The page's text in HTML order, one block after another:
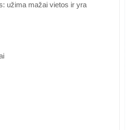
užima mažai vietos ir yra